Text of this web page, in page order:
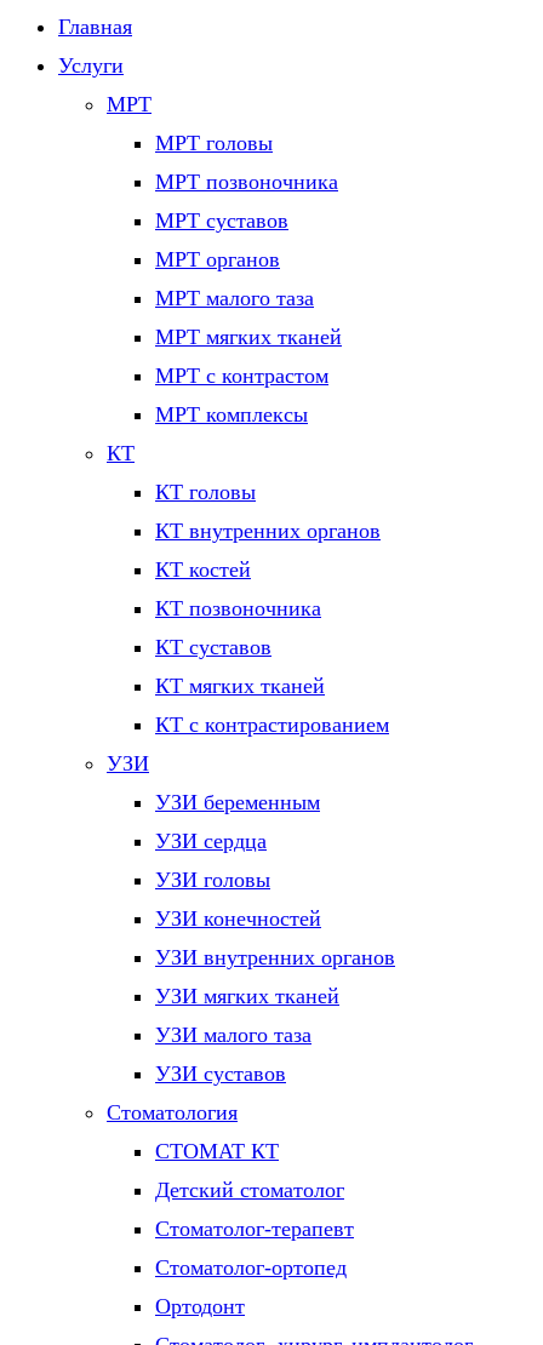
Главная
Услуги
МРТ
МРТ головы
МРТ позвоночника
МРТ суставов
МРТ органов
МРТ малого таза
МРТ мягких тканей
МРТ с контрастом
МРТ комплексы
КТ
КТ головы
КТ внутренних органов
КТ костей
КТ позвоночника
КТ суставов
КТ мягких тканей
КТ с контрастированием
УЗИ
УЗИ беременным
УЗИ сердца
УЗИ головы
УЗИ конечностей
УЗИ внутренних органов
УЗИ мягких тканей
УЗИ малого таза
УЗИ суставов
Стоматология
СТОМАТ КТ
Детский стоматолог
Стоматолог-терапевт
Стоматолог-ортопед
Ортодонт